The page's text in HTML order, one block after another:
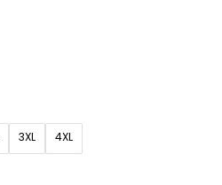
3XL 4XL